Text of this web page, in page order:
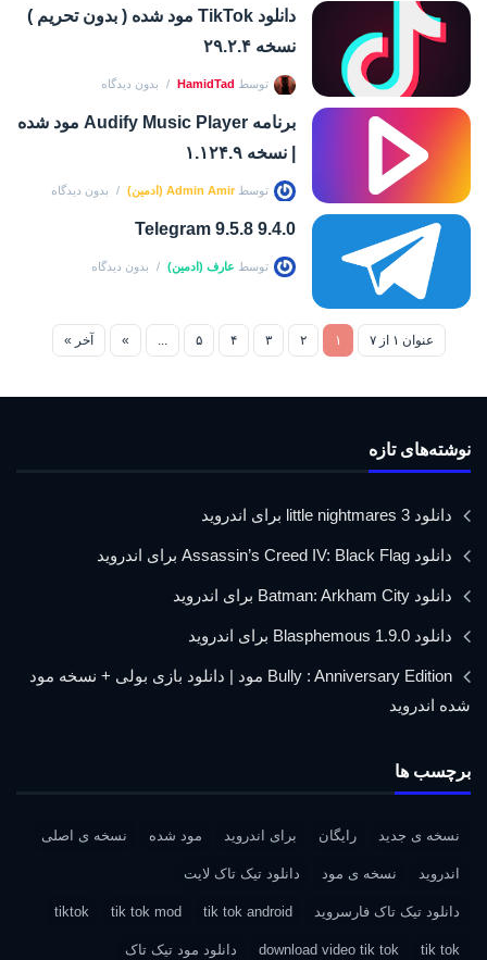
دانلود TikTok مود شده ( بدون تحریم )
نسخه ۲۹.۲.۴
توسط HamidTad بدون دیدگاه
برنامه Audify Music Player مود شده
| نسخه ۱.۱۲۴.۹
توسط Admin Amir (ادمین) بدون دیدگاه
Telegram 9.5.8 9.4.0
توسط عارف (ادمین) بدون دیدگاه
عنوان ۱ از ۷ ۱ ۲ ۳ ۴ ۵ ...
» آخر »
نوشته‌های تازه
دانلود little nightmares 3 برای اندروید
دانلود Assassin’s Creed IV: Black Flag برای اندروید
دانلود Batman: Arkham City برای اندروید
دانلود Blasphemous 1.9.0 برای اندروید
Bully : Anniversary Edition مود | دانلود بازی بولی + نسخه مود
شده اندروید
برچسب ها
نسخه ی جدید رایگان برای اندروید مود شده نسخه ی اصلی
اندروید نسخه ی مود دانلود تیک تاک لایت
دانلود تیک تاک فارسروید tik tok android
tik tok mod
tiktok
tik tok
download video tik tok دانلود مود تیک تاک